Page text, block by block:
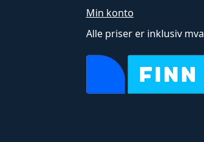
Min konto
Alle priser er inklusiv mva